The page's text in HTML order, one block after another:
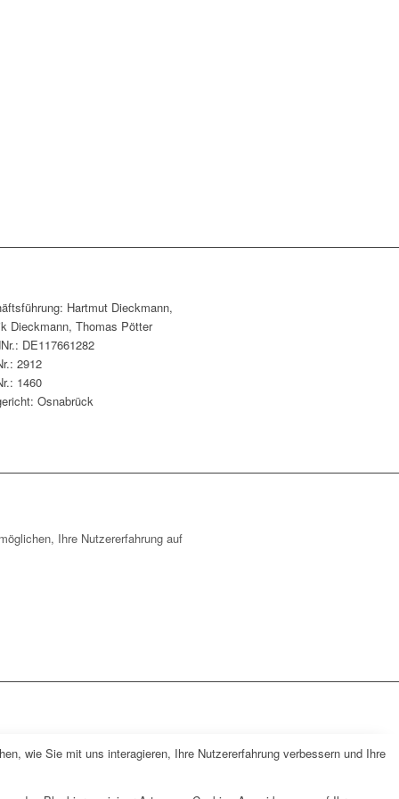
Hartmut Dieckmann,
Dieckmann, Thomas Pötter
DE117661282
2912
1460
Osnabrück
Ihre Nutzererfahrung auf
wie Sie mit uns interagieren, Ihre Nutzererfahrung verbessern und Ihre